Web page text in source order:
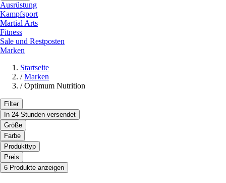
Ausrüstung
Kampfsport
Martial Arts
Fitness
Sale und Restposten
Marken
Startseite
/ Marken
/ Optimum Nutrition
Filter
In 24 Stunden versendet
Größe
Farbe
Produkttyp
Preis
6 Produkte anzeigen